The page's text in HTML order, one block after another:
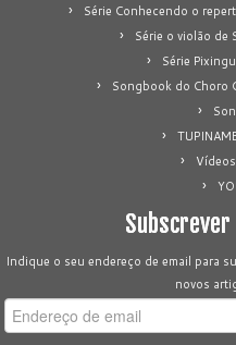
Série Conhecendo o
Série o violão de
Série
Songbook do Choro
Subscrever
Indique o seu endereço de email para
novos
Endereço
de